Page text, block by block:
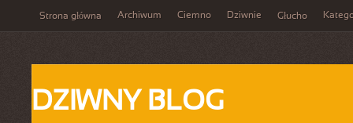
Strona główna Archiwum Ciemno Dziwnie Głucho
DZIWNY BLOG